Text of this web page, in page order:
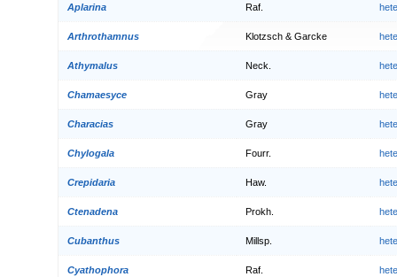
Aplarina Raf.
Arthrothamnus Klotzsch & Garcke
Athymalus Neck.
Chamaesyce Gray
Characias Gray
Chylogala Fourr.
Crepidaria Haw.
Ctenadena Prokh.
Cubanthus Millsp.
Cyathophora Raf.